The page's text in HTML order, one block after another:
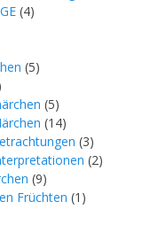
(4)
(5)
(5)
(14)
(3)
(2)
(9)
Früchten (1)